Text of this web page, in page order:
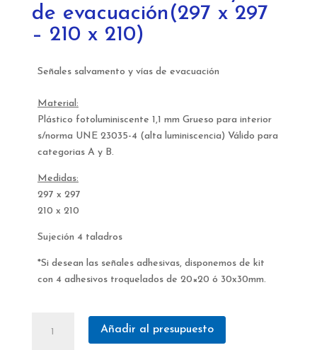
de evacuación(297 x 297
– 210 x 210)
Señales salvamento y vías de evacuación
Material:
Plástico fotoluminiscente 1,1 mm Grueso para interior
s/norma UNE 23035-4 (alta luminiscencia) Válido para
categorias A y B.
Medidas:
297 x 297
210 x 210
Sujeción 4 taladros
*Si desean las señales adhesivas, disponemos de kit
con 4 adhesivos troquelados de 20×20 ó 30x30mm.
salvamento
Añadir al presupuesto